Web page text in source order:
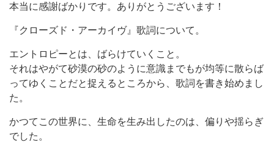
本当に感謝ばかりです。ありがとうございます！
『クローズド・アーカイヴ』歌詞について。
エントロピーとは、ばらけていくこと。
それはやがて砂漠の砂のように意識までもが均等に散らば
ってゆくことだと捉えるところから、歌詞を書き始めまし
た。
かつてこの世界に、生命を生み出したのは、偏りや揺らぎ
でした。